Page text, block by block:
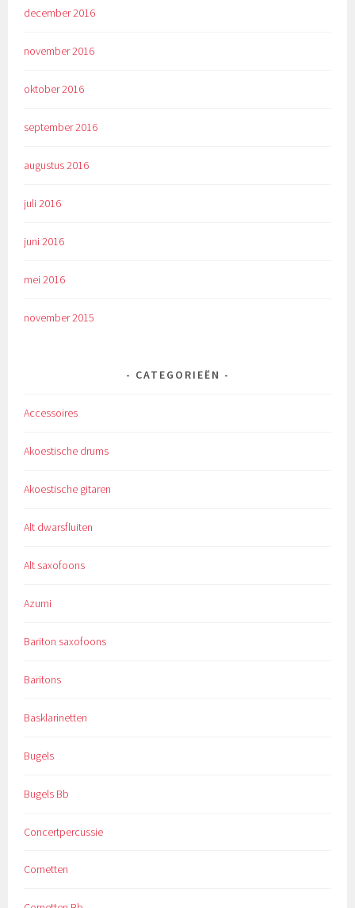
december 2016
november 2016
oktober 2016
september 2016
augustus 2016
juli 2016
juni 2016
mei 2016
november 2015
CATEGORIEËN
Accessoires
Akoestische drums
Akoestische gitaren
Alt dwarsfluiten
Alt saxofoons
Azumi
Bariton saxofoons
Baritons
Basklarinetten
Bugels
Bugels Bb
Concertpercussie
Cornetten